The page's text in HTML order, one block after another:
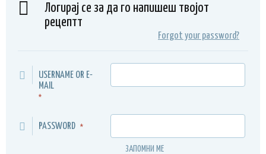
Логирај се за да го напишеш твојот
рецептт
Forgot your password?
USERNAME OR E-
MAIL
*
PASSWORD *
ЗАПОМНИ МЕ